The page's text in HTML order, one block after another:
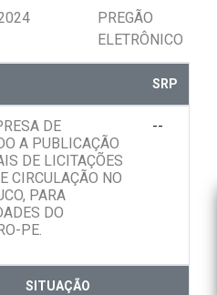
PREGÃO
ELETRÔNICO
SRP
DE
A PUBLICAÇÃO
DE LICITAÇÕES
CIRCULAÇÃO NO
PARA
DO
PE.
--
SITUAÇÃO